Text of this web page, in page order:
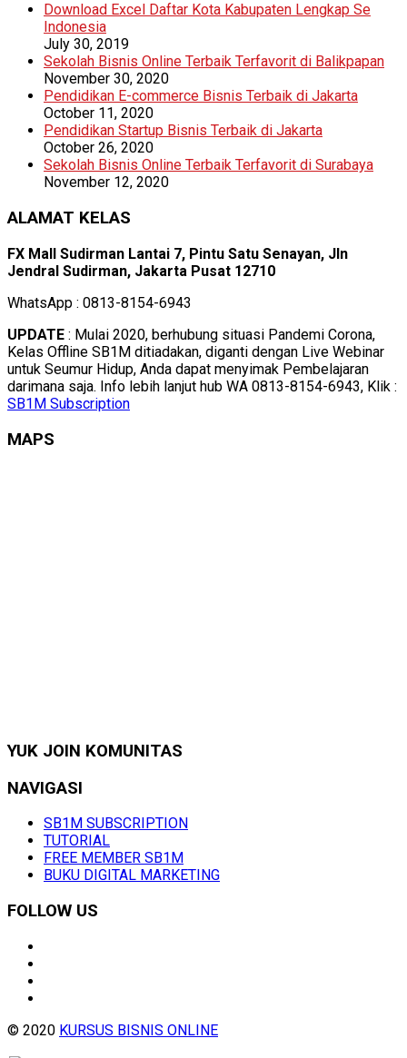
Download Excel Daftar Kota Kabupaten Lengkap Se
Indonesia
July 30, 2019
Sekolah Bisnis Online Terbaik Terfavorit di Balikpapan
November 30, 2020
Pendidikan E-commerce Bisnis Terbaik di Jakarta
October 11, 2020
Pendidikan Startup Bisnis Terbaik di Jakarta
October 26, 2020
Sekolah Bisnis Online Terbaik Terfavorit di Surabaya
November 12, 2020
ALAMAT KELAS
FX Mall Sudirman Lantai 7, Pintu Satu Senayan, Jln
Jendral Sudirman, Jakarta Pusat 12710
WhatsApp : 0813-8154-6943
UPDATE : Mulai 2020, berhubung situasi Pandemi Corona,
Kelas Offline SB1M ditiadakan, diganti dengan Live Webinar
untuk Seumur Hidup, Anda dapat menyimak Pembelajaran
darimana saja. Info lebih lanjut hub WA 0813-8154-6943, Klik :
SB1M Subscription
MAPS
YUK JOIN KOMUNITAS
NAVIGASI
SB1M SUBSCRIPTION
TUTORIAL
FREE MEMBER SB1M
BUKU DIGITAL MARKETING
FOLLOW US
© 2020 KURSUS BISNIS ONLINE